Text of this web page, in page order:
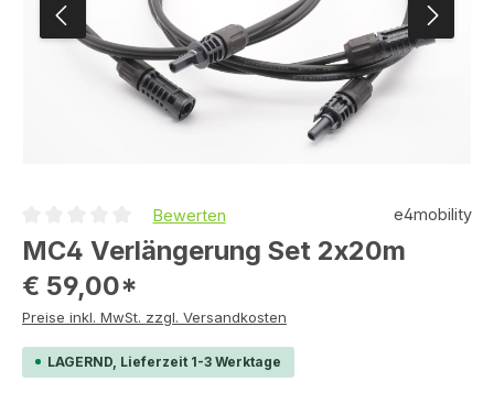
Durchschnittliche Bewertung von 0 von 5 Sternen
Bewerten e4mobility
MC4 Verlängerung Set 2x20m
€ 59,00*
Preise inkl. MwSt. zzgl. Versandkosten
LAGERND, Lieferzeit 1-3 Werktage